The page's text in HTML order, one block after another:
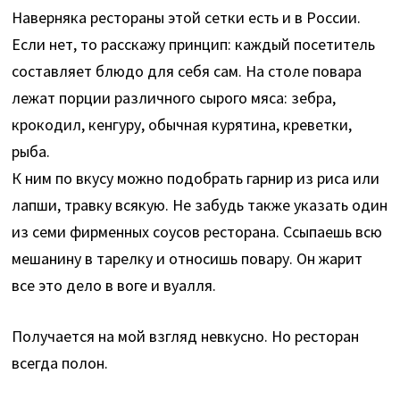
Наверняка рестораны этой сетки есть и в России.
Если нет, то расскажу принцип: каждый посетитель
составляет блюдо для себя сам. На столе повара
лежат порции различного сырого мяса: зебра,
крокодил, кенгуру, обычная курятина, креветки,
рыба.
К ним по вкусу можно подобрать гарнир из риса или
лапши, травку всякую. Не забудь также указать один
из семи фирменных соусов ресторана. Ссыпаешь всю
мешанину в тарелку и относишь повару. Он жарит
все это дело в воге и вуалля.
Получается на мой взгляд невкусно. Но ресторан
всегда полон.